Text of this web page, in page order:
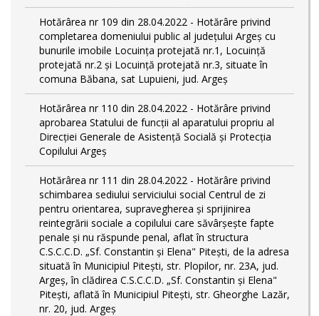
Hotărârea nr 109 din 28.04.2022 - Hotărâre privind
completarea domeniului public al judeţului Argeş cu
bunurile imobile Locuința protejată nr.1, Locuință
protejată nr.2 și Locuință protejată nr.3, situate în
comuna Băbana, sat Lupuieni, jud. Argeș
Hotărârea nr 110 din 28.04.2022 - Hotărâre privind
aprobarea Statului de funcții al aparatului propriu al
Direcției Generale de Asistență Socială și Protecția
Copilului Argeș
Hotărârea nr 111 din 28.04.2022 - Hotărâre privind
schimbarea sediului serviciului social Centrul de zi
pentru orientarea, supravegherea şi sprijinirea
reintegrării sociale a copilului care săvârşeşte fapte
penale şi nu răspunde penal, aflat în structura
C.S.C.C.D. „Sf. Constantin și Elena" Pitești, de la adresa
situată în Municipiul Pitești, str. Plopilor, nr. 23A, jud.
Argeș, în clădirea C.S.C.C.D. „Sf. Constantin și Elena"
Pitești, aflată în Municipiul Pitești, str. Gheorghe Lazăr,
nr. 20, jud. Argeș